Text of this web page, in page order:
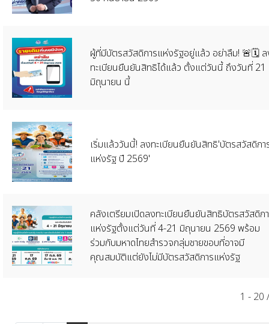
ผู้ที่มีบัตรสวัสดิการแห่งรัฐอยู่แล้ว อย่าลืม! 🚨🗓️
ทะเบียนยืนยันสิทธิได้แล้ว ตั้งแต่วันนี้ ถึงวันที่ 21
มิถุนายน นี้
เริ่มแล้ววันนี้! ลงทะเบียนยืนยันสิทธิ'บัตรสวัสดิกา
แห่งรัฐ ปี 2569'
คลังเตรียมเปิดลงทะเบียนยืนยันสิทธิบัตรสวัสดิก
แห่งรัฐตั้งแต่วันที่ 4-21 มิถุนายน 2569 พร้อม
ร่วมกับมหาดไทยสำรวจกลุ่มชายขอบที่อาจมี
คุณสมบัติแต่ยังไม่มีบัตรสวัสดิการแห่งรัฐ
1 - 20